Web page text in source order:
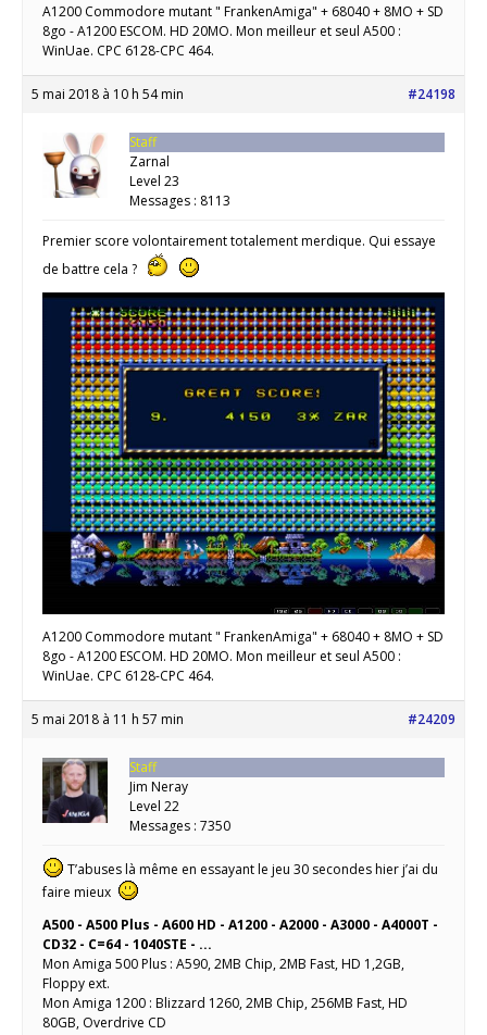
A1200 Commodore mutant " FrankenAmiga" + 68040 + 8MO + SD
8go - A1200 ESCOM. HD 20MO. Mon meilleur et seul A500 :
WinUae. CPC 6128-CPC 464.
5 mai 2018 à 10 h 54 min #24198
Staff
Zarnal
Level 23
Messages : 8113
Premier score volontairement totalement merdique. Qui essaye
de battre cela ?
A1200 Commodore mutant " FrankenAmiga" + 68040 + 8MO + SD
8go - A1200 ESCOM. HD 20MO. Mon meilleur et seul A500 :
WinUae. CPC 6128-CPC 464.
5 mai 2018 à 11 h 57 min #24209
Staff
Jim Neray
Level 22
Messages : 7350
T’abuses là même en essayant le jeu 30 secondes hier j’ai du
faire mieux
A500 - A500 Plus - A600 HD - A1200 - A2000 - A3000 - A4000T -
CD32 - C=64 - 1040STE - ...
Mon Amiga 500 Plus : A590, 2MB Chip, 2MB Fast, HD 1,2GB,
Floppy ext.
Mon Amiga 1200 : Blizzard 1260, 2MB Chip, 256MB Fast, HD
80GB, Overdrive CD